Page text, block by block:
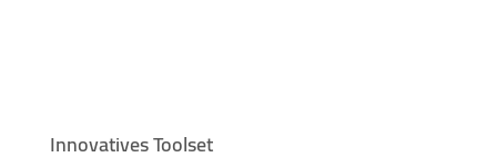
Innovatives Toolset